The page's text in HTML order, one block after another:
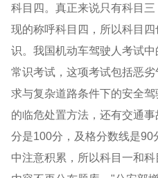
科目四。真正来说只有科目
现的称呼科目四，所以科目
识。我国机动车驾驶人考试
常识考试，这项考试包括恶
求与复杂道路条件下的安全
的临危处置方法，还有交通
分是100分，及格分数线是90
中注意积累，所以科目一和